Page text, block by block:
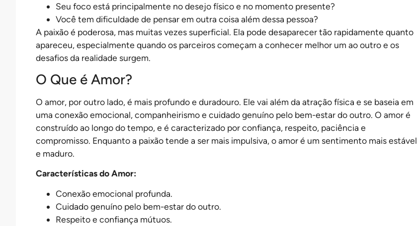
Seu foco está principalmente no desejo físico e no momento presente?
Você tem dificuldade de pensar em outra coisa além dessa pessoa?
A paixão é poderosa, mas muitas vezes superficial. Ela pode desaparecer tão rapidamente quanto
apareceu, especialmente quando os parceiros começam a conhecer melhor um ao outro e os
desafios da realidade surgem.
O Que é Amor?
O amor, por outro lado, é mais profundo e duradouro. Ele vai além da atração física e se baseia em
uma conexão emocional, companheirismo e cuidado genuíno pelo bem-estar do outro. O amor é
construído ao longo do tempo, e é caracterizado por confiança, respeito, paciência e
compromisso. Enquanto a paixão tende a ser mais impulsiva, o amor é um sentimento mais estável
e maduro.
Características do Amor:
Conexão emocional profunda.
Cuidado genuíno pelo bem-estar do outro.
Respeito e confiança mútuos.